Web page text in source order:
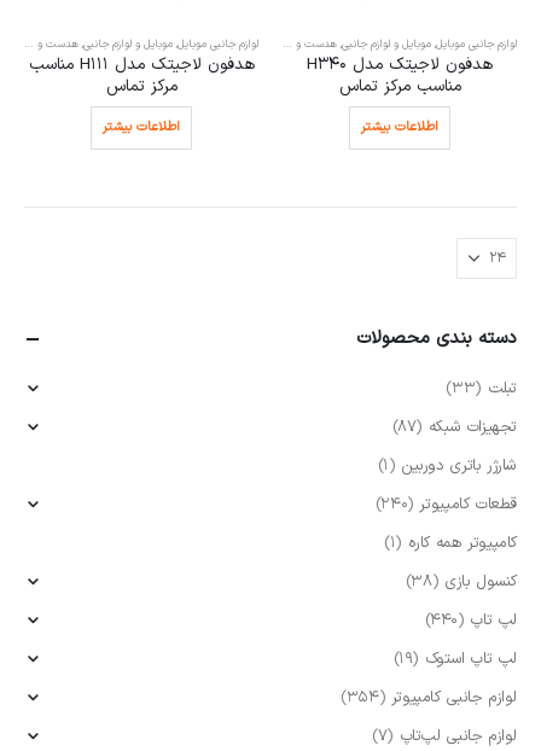
لوازم جانبی موبایل, موبایل و لوازم جانبی, هدست و هندزفری ,هندزفری
هدفون لاجیتک مدل H340
مناسب مرکز تماس
اطلاعات بیشتر
لوازم جانبی موبایل, موبایل و لوازم جانبی, هدست و هندزفری
هدفون لاجیتک مدل H111 مناسب
مرکز تماس
اطلاعات بیشتر
دسته بندی محصولات
تبلت (33)
تجهیزات شبکه (87)
شارژر باتری دوربین (1)
قطعات کامپیوتر (240)
کامپیوتر همه کاره (1)
کنسول بازی (38)
لپ تاپ (440)
لپ تاپ استوک (19)
لوازم جانبی کامپیوتر (354)
لوازم جانبی لپ‌تاپ (7)